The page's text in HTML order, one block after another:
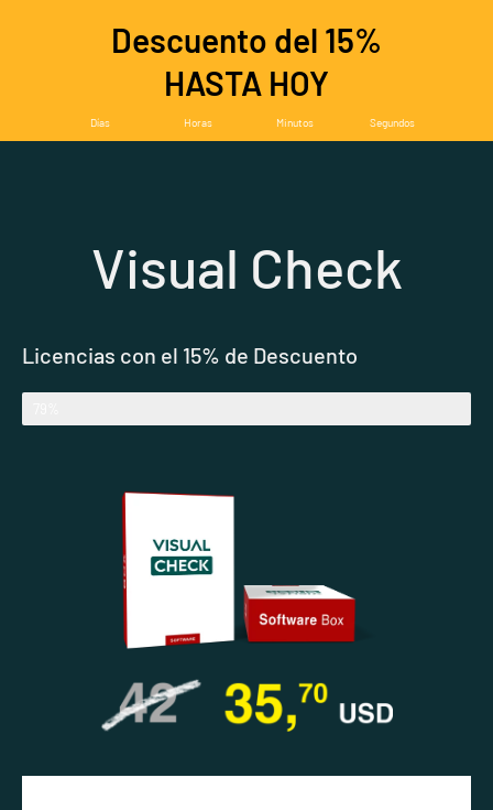
Descuento del 15%
HASTA HOY
Días Horas Minutos Segundos
Visual Check
Licencias con el 15% de Descuento